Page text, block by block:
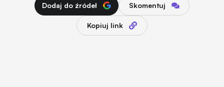
Dodaj do źródeł Skomentuj
Kopiuj link